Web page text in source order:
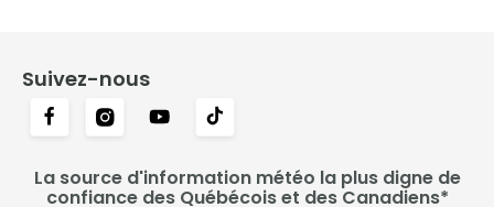
Suivez-nous
La source d'information météo la plus digne de
confiance des Québécois et des Canadiens*